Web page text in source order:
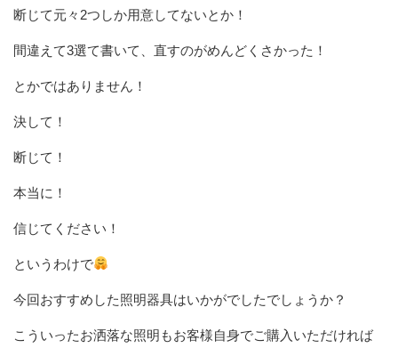
断じて元々2つしか用意してないとか！
間違えて3選て書いて、直すのがめんどくさかった！
とかではありません！
決して！
断じて！
本当に！
信じてください！
というわけで
今回おすすめした照明器具はいかがでしたでしょうか？
こういったお洒落な照明もお客様自身でご購入いただければ